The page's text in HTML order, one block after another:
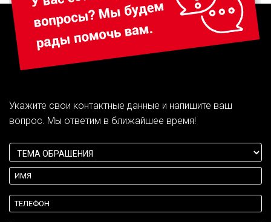
Укажите свои контактные данные и напишите ваш
вопрос. Мы ответим в ближайшее время!